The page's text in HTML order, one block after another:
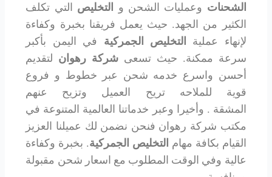
الشحنات وعمليات الشحن و التخليص التي تكلف
الكثير من الجهد. حيث يعمل فريقنا بخبرة وكفاءة
لإنهاء عملية
التخليص الجمركية في اليمن بأكبر
سرعة ممكنة. حيث تسعى شركة رهوان لتقديم
أحسن واسرع خدمه شحن عبر خطوط و فروع
قوية للملاحه تريح العميل وتزيح عنهم
المشقة . وأخيرا وعبر خدماتنا العالمية المتنوعة في
مكتب شركة رهوان فنحن نضمن لك عميلنا العزيز
القيام بكافة مهام التخليص الجمركية. بخبرة وكفاءة
عالية وفي الوقت المطلوب مع اسعار شحن مقبولة